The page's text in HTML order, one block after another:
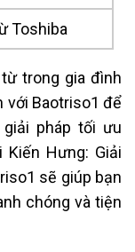
Toshiba
trong gia đình
với Baotriso1 để
pháp tối ưu
Hưng: Giải
sẽ giúp bạn
chóng và tiện